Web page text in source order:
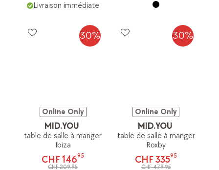
Livraison immédiate
30%
Online Only
MID.YOU
table de salle à manger
Ibiza
CHF 14695
CHF 209.95
30%
Online Only
MID.YOU
table de salle à manger
Roxby
CHF 33595
CHF 479.95